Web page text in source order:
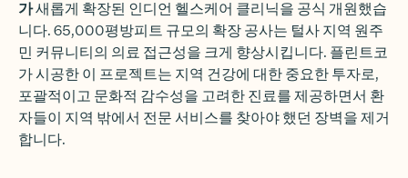
가새롭게 확장된 인디언 헬스케어 클리닉을 공식 개원했습
니다. 65,000평방피트 규모의 확장 공사는 털사 지역 원주
민 커뮤니티의 의료 접근성을 크게 향상시킵니다. 플린트코
가시공한 이 프로젝트는 지역 건강에 대한 중요한 투자로,
포괄적이고 문화적 감수성을 고려한 진료를 제공하면서 환
자들이 지역 밖에서 전문 서비스를 찾아야 했던 장벽을 제거
합니다.